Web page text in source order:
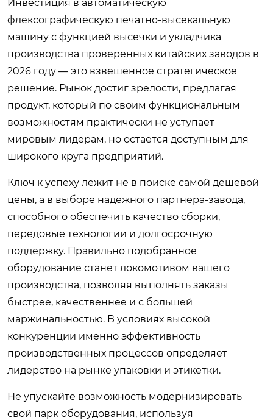
Инвестиция в автоматическую
флексографическую печатно-высекальную
машину с функцией высечки и укладчика
производства проверенных китайских заводов в
2026 году — это взвешенное стратегическое
решение. Рынок достиг зрелости, предлагая
продукт, который по своим функциональным
возможностям практически не уступает
мировым лидерам, но остается доступным для
широкого круга предприятий.
Ключ к успеху лежит не в поиске самой дешевой
цены, а в выборе надежного партнера-завода,
способного обеспечить качество сборки,
передовые технологии и долгосрочную
поддержку. Правильно подобранное
оборудование станет локомотивом вашего
производства, позволяя выполнять заказы
быстрее, качественнее и с большей
маржинальностью. В условиях высокой
конкуренции именно эффективность
производственных процессов определяет
лидерство на рынке упаковки и этикетки.
Не упускайте возможность модернизировать
свой парк оборудования, используя